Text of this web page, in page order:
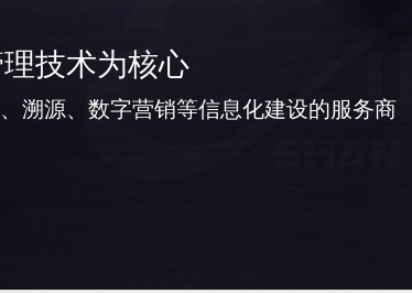
技术为核心
溯源、数字营销等信息化建设的服务商